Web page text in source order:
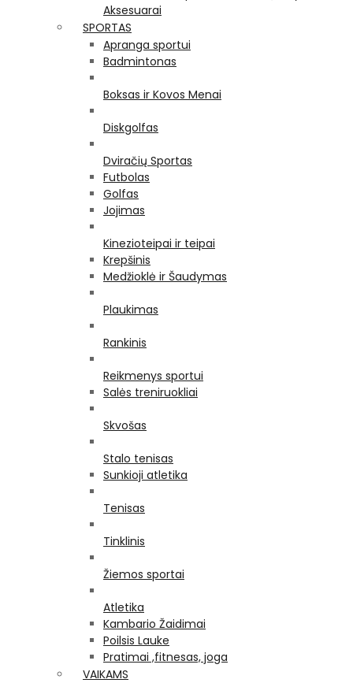
Aksesuarai
SPORTAS
Apranga sportui
Badmintonas
Boksas ir Kovos Menai
Diskgolfas
Dviračių Sportas
Futbolas
Golfas
Jojimas
Kinezioteipai ir teipai
Krepšinis
Medžioklė ir Šaudymas
Plaukimas
Rankinis
Reikmenys sportui
Salės treniruokliai
Skvošas
Stalo tenisas
Sunkioji atletika
Tenisas
Tinklinis
Žiemos sportai
Atletika
Kambario Žaidimai
Poilsis Lauke
Pratimai ,fitnesas, joga
VAIKAMS